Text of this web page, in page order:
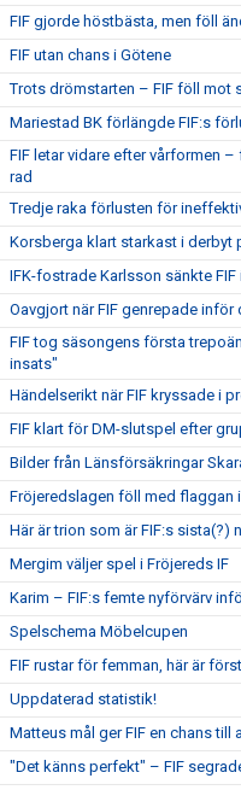
FIF gjorde höstbästa, men föll
FIF utan chans i Götene
Trots drömstarten – FIF föll mot
Mariestad BK förlängde FIF:s
FIF letar vidare efter vårformen
rad
Tredje raka förlusten för
Korsberga klart starkast i derbyt
IFK-fostrade Karlsson sänkte FIF
Oavgjort när FIF genrepade inför
FIF tog säsongens första
insats"
Händelserikt när FIF kryssade i
FIF klart för DM-slutspel efter
Bilder från Länsförsäkringar
Fröjeredslagen föll med flaggan
Här är trion som är FIF:s sista(?)
Mergim väljer spel i Fröjereds IF
Karim – FIF:s femte nyförvärv
Spelschema Möbelcupen
FIF rustar för femman, här är
Uppdaterad statistik!
Matteus mål ger FIF en chans till
"Det känns perfekt" – FIF